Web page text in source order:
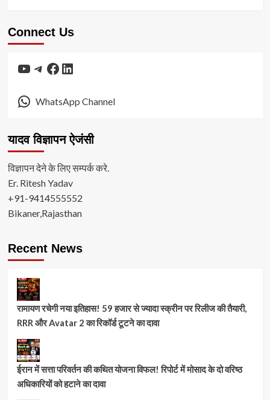
Connect Us
YouTube
Telegram
Facebook
LinkedIn
WhatsApp Channel
यादव विज्ञापन ऐजंसी
विज्ञापन देने के लिए सम्पर्क करे.
Er. Ritesh Yadav
+91-9414555552
Bikaner,Rajasthan
Recent News
रामायण रचेगी नया इतिहास! 59 हजार से ज्यादा स्क्रीन पर रिलीज की तैयारी,
RRR और Avatar 2 का रिकॉर्ड टूटने का दावा
ईरान में सत्ता परिवर्तन की कथित योजना विफल! रिपोर्ट में मोसाद के दो वरिष्ठ
अधिकारियों को हटाने का दावा